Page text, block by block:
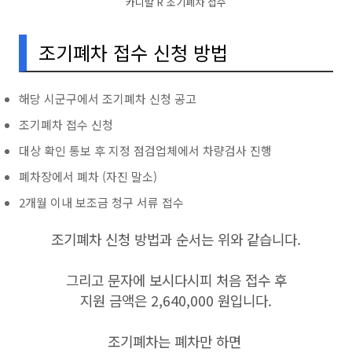
조기폐차 접수 신청 방법
해당 시군구에서 조기폐차 신청 공고
조기폐차 접수 신청
대상 확인 통보 후 지정 점검업체에서 차량검사 진행
폐차장에서 폐차 (자진 말소)
2개월 이내 보조금 청구 서류 접수
조기폐차 신청 방법과 순서는 위와 같습니다.
그리고 문자에 보시다시피 처음 접수 후
지원 금액은 2,640,000 원입니다.
조기폐차는 폐차만 하면